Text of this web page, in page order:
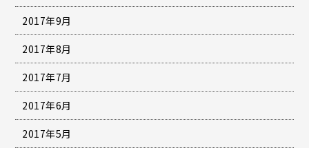
2017年9月
2017年8月
2017年7月
2017年6月
2017年5月